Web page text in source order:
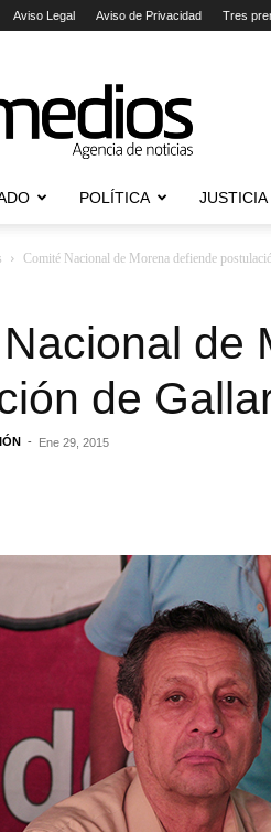
Aviso Legal Aviso de Privacidad Tres
Agencia
de
Noticias
POLÍTICA JUSTICIA
Comité Nacional de Morena defiende
de
de
- Ene 29, 2015